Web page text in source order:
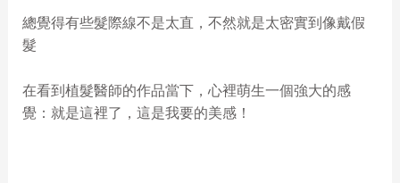
總覺得有些髮際線不是太直，不然就是太密實到像戴假
髮
在看到植髮醫師的作品當下，心裡萌生一個強大的感
覺：就是這裡了，這是我要的美感！